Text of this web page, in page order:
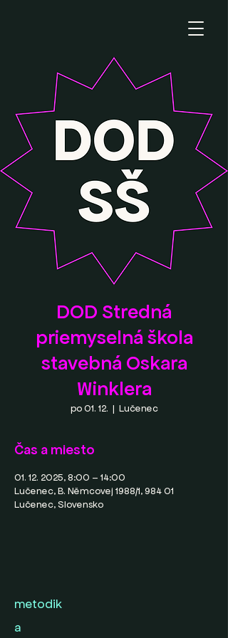
DOD Stredná
priemyselná škola
stavebná Oskara
Winklera
po 01. 12.
  |
Lučenec
Čas a miesto
01. 12. 2025, 8:00 – 14:00
Lučenec, B. Němcovej 1988/1, 984 01
Lučenec, Slovensko
metodik
a